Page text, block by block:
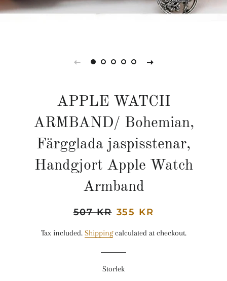
APPLE WATCH
ARMBAND/ Bohemian,
Färgglada jaspisstenar,
Handgjort Apple Watch
Armband
Regular
507 KR Sale
355 KR
Tax included. Shippingcalculated at checkout.
Storlek